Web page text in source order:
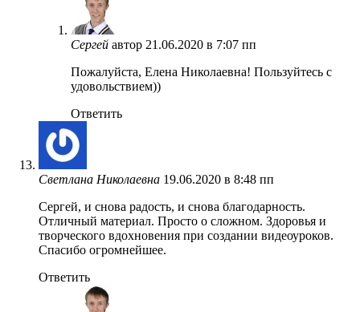
Сергей автор 21.06.2020 в 7:07 пп
Пожалуйста, Елена Николаевна! Пользуйтесь с
удовольствием))
Ответить
Светлана Николаевна 19.06.2020 в 8:48 пп
Сергей, и снова радость, и снова благодарность.
Отличный материал. Просто о сложном. Здоровья и
творческого вдохновения при создании видеоуроков.
Спасибо огромнейшее.
Ответить